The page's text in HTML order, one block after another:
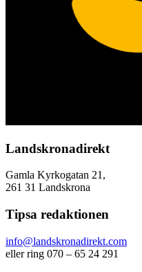
Landskronadirekt
Gamla Kyrkogatan 21,
261 31 Landskrona
Tipsa redaktionen
info@landskronadirekt.com
eller ring 070 – 65 24 291